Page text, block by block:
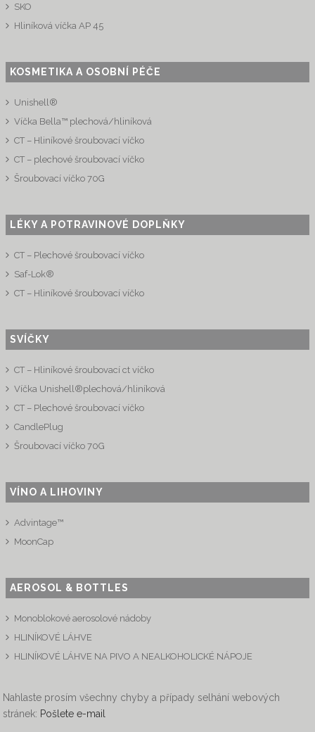
SKO
Hliníková víčka AP 45
KOSMETIKA A OSOBNÍ PÉČE
Unishell®
Víčka Bella™ plechová/hliníková
CT – Hliníkové šroubovací víčko
CT – plechové šroubovací víčko
Šroubovací víčko 70G
LÉKY A POTRAVINOVÉ DOPLŇKY
CT – Plechové šroubovací víčko
Saf-Lok®
CT – Hliníkové šroubovací víčko
SVÍČKY
CT – Hliníkové šroubovací ct víčko
Víčka Unishell®plechová/hliníková
CT – Plechové šroubovací víčko
CandlePlug
Šroubovací víčko 70G
VÍNO A LIHOVINY
Advintage™
MoonCap
AEROSOL & BOTTLES
Monoblokové aerosolové nádoby
HLINÍKOVÉ LÁHVE
HLINÍKOVÉ LÁHVE NA PIVO A NEALKOHOLICKÉ NÁPOJE
Nahlaste prosím všechny chyby a případy selhání webových
stránek: Pošlete e-mail